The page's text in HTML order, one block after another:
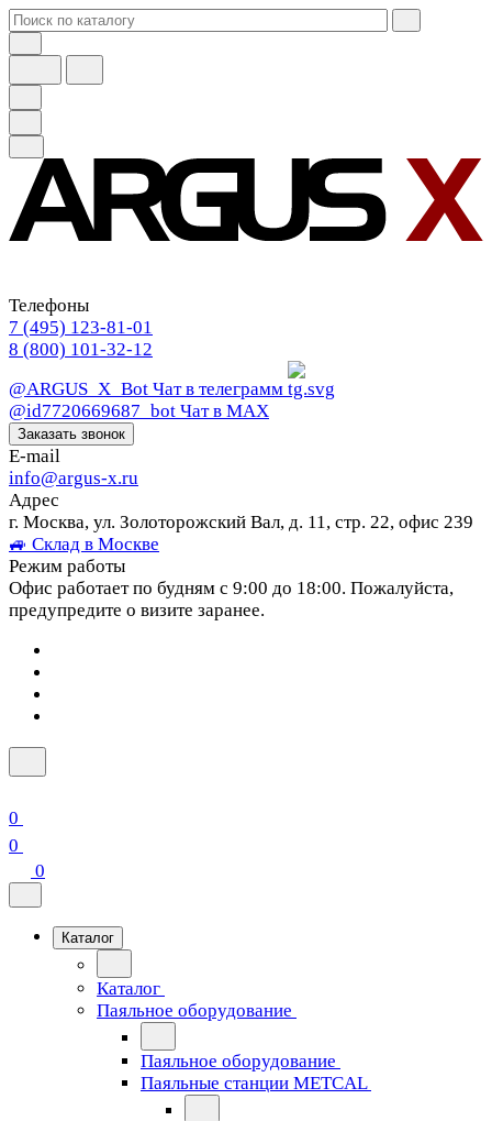
Телефоны
7 (495) 123-81-01
8 (800) 101-32-12
@ARGUS_X_Bot Чат в телеграмм
@id7720669687_bot Чат в МАХ
Заказать звонок
E-mail
info@argus-x.ru
Адрес
г. Москва, ул. Золоторожский Вал, д. 11, стр. 22, офис 239
🚙 Склад в Москве
Режим работы
Офис работает по будням с 9:00 до 18:00. Пожалуйста,
предупредите о визите заранее.
0
0
0
Каталог
Каталог
Паяльное оборудование
Паяльное оборудование
Паяльные станции METCAL